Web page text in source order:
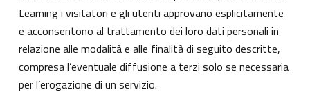
Learning i visitatori e gli utenti approvano esplicitamente
e acconsentono al trattamento dei loro dati personali in
relazione alle modalità e alle finalità di seguito descritte,
compresa l’eventuale diffusione a terzi solo se necessaria
per l’erogazione di un servizio.